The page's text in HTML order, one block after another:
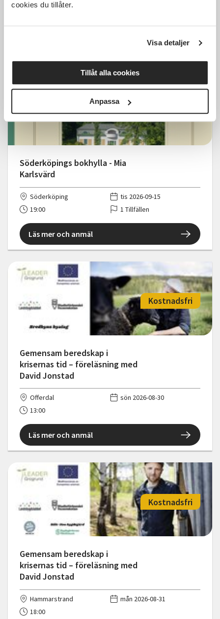
cookies du tillåter.
Visa detaljer
Tillåt alla cookies
Anpassa
Söderköping
Söderköpings bokhylla - Mia
Karlsvärd
160 SEK
Söderköping
tis 2026-09-15
19:00
1 Tillfällen
Läs mer och anmäl
Gemensam beredskap i
krisernas tid – föreläsning med
David Jonstad
Kostnadsfri
Offerdal
sön 2026-08-30
13:00
Läs mer och anmäl
Gemensam beredskap i
krisernas tid – föreläsning med
David Jonstad
Kostnadsfri
Hammarstrand
mån 2026-08-31
18:00